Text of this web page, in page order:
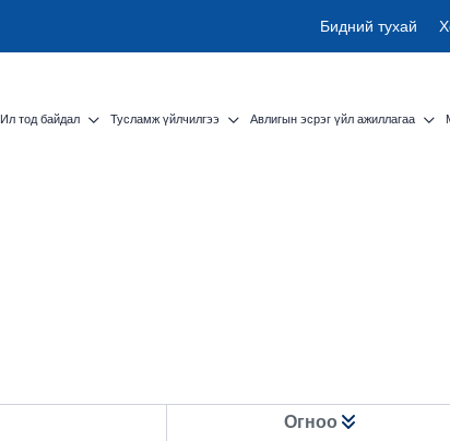
Бидний тухай
Ил тод байдал Тусламж үйлчилгээ Авлигын эсрэг үйл ажиллагаа
Огноо